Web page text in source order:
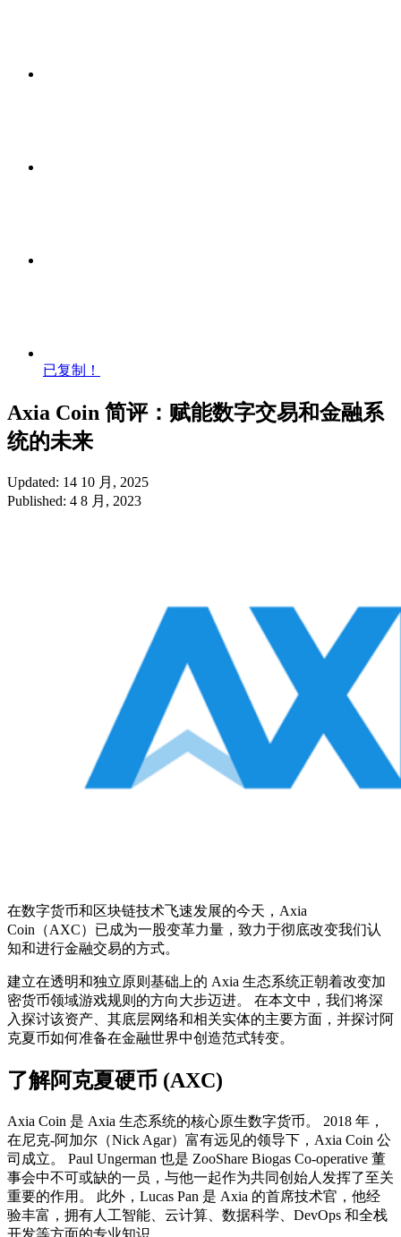
已复制！
Axia Coin 简评：赋能数字交易和金融系
统的未来
Updated: 14 10 月, 2025
Published: 4 8 月, 2023
在数字货币和区块链技术飞速发展的今天，Axia
Coin（AXC）已成为一股变革力量，致力于彻底改变我们认
知和进行金融交易的方式。
建立在透明和独立原则基础上的 Axia 生态系统正朝着改变加
密货币领域游戏规则的方向大步迈进。 在本文中，我们将深
入探讨该资产、其底层网络和相关实体的主要方面，并探讨阿
克夏币如何准备在金融世界中创造范式转变。
了解阿克夏硬币 (AXC)
Axia Coin 是 Axia 生态系统的核心原生数字货币。 2018 年，
在尼克-阿加尔（Nick Agar）富有远见的领导下，Axia Coin 公
司成立。 Paul Ungerman 也是 ZooShare Biogas Co-operative 董
事会中不可或缺的一员，与他一起作为共同创始人发挥了至关
重要的作用。 此外，Lucas Pan 是 Axia 的首席技术官，他经
验丰富，拥有人工智能、云计算、数据科学、DevOps 和全栈
开发等方面的专业知识。